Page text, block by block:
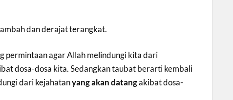
dan derajat terangkat.
permintaan agar Allah melindungi kita dari
dosa-dosa kita. Sedangkan taubat berarti kembali
dari kejahatanyang akan datangakibat dosa-